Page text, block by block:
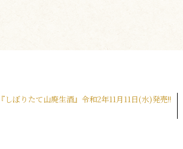
『しぼりたて山廃生酒』令和2年11月11日(水)発売!!